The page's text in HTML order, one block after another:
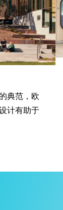
典范，欧
计有助于